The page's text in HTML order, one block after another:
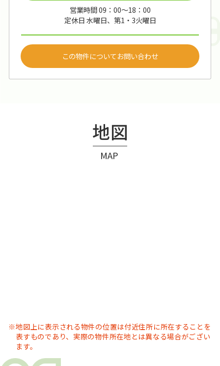
営業時間 09：00～18：00
定休日 水曜日、第1・3火曜日
この物件についてお問い合わせ
地図
MAP
地図上に表示される物件の位置は付近住所に所在することを
表すものであり、実際の物件所在地とは異なる場合がござい
ます。